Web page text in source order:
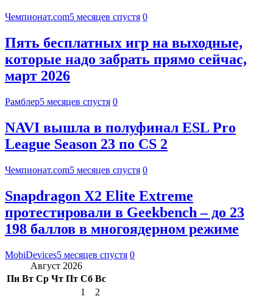
Чемпионат.com5 месяцев спустя 0
Пять бесплатных игр на выходные,
которые надо забрать прямо сейчас,
март 2026
Рамблер5 месяцев спустя 0
NAVI вышла в полуфинал ESL Pro
League Season 23 по CS 2
Чемпионат.com5 месяцев спустя 0
Snapdragon X2 Elite Extreme
протестировали в Geekbench – до 23
198 баллов в многоядерном режиме
MobiDevices5 месяцев спустя 0
Август 2026
Пн Вт Ср Чт Пт Сб Вс
1
2